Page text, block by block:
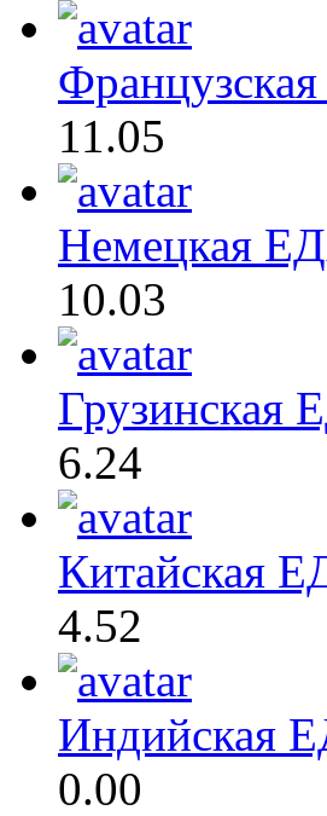
11.05
Немецкая
10.03
Грузинская
6.24
Китайская
4.52
Индийская
0.00